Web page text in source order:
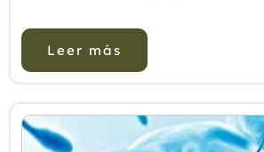
todo el mundo que sufren de
gener...
Leer más